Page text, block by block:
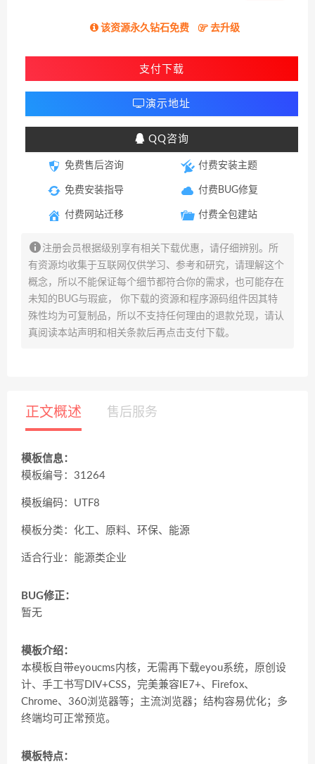
该资源永久钻石免费 去升级
支付下载
演示地址
QQ咨询
免费售后咨询
免费安装指导
付费安装主题
付费BUG修复
付费网站迁移 付费全包建站
注册会员根据级别享有相关下载优惠，请仔细辨别。所
有资源均收集于互联网仅供学习、参考和研究，请理解这个
概念，所以不能保证每个细节都符合你的需求，也可能存在
未知的BUG与瑕疵， 你下载的资源和程序源码组件因其特
殊性均为可复制品，所以不支持任何理由的退款兑现，请认
真阅读本站声明和相关条款后再点击支付下载。
正文概述 售后服务
模板信息：
模板编号：31264
模板编码：UTF8
模板分类：化工、原料、环保、能源
适合行业：能源类企业
BUG修正：
暂无
模板介绍：
本模板自带eyoucms内核，无需再下载eyou系统，原创设
计、手工书写DIV+CSS，完美兼容IE7+、Firefox、
Chrome、360浏览器等；主流浏览器；结构容易优化；多
终端均可正常预览。
模板特点：